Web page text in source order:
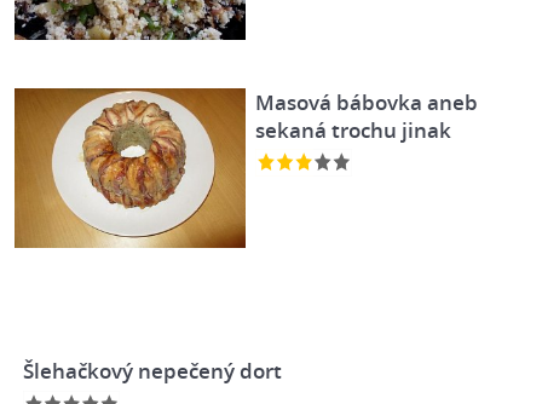
Masová bábovka aneb
sekaná trochu jinak
Šlehačkový nepečený dort